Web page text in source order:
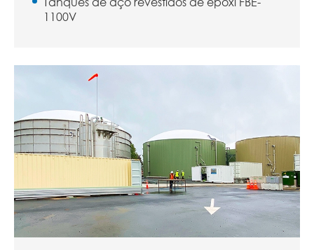
1100V